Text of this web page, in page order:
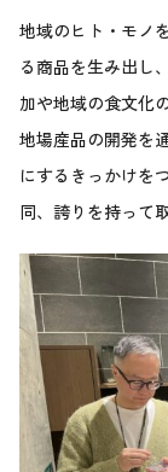
地域のヒト・モノ
る商品を生み出し
加や地域の食文化
地場産品の開発を
にするきっかけを
同、誇りを持って